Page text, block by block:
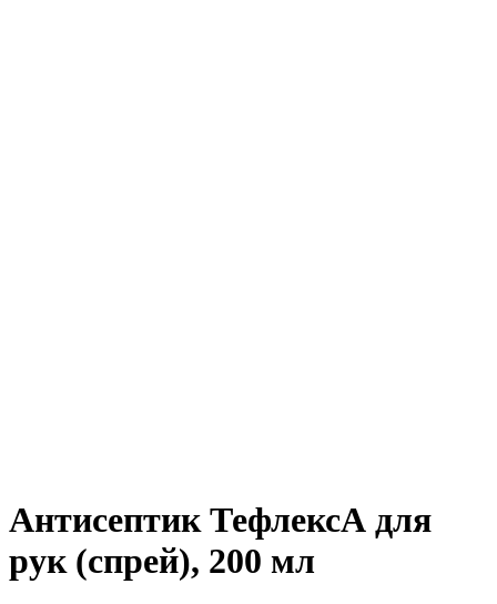
Антисептик ТефлексА для
рук (спрей), 200 мл